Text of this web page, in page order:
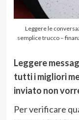
Leggere le
semplice trucco –
Leggere
tutti i migliori
inviato non
Per verificare